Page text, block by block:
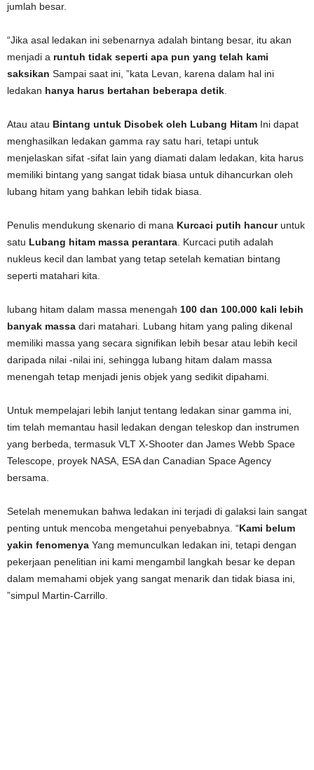
jumlah besar.
“Jika asal ledakan ini sebenarnya adalah bintang besar, itu akan
menjadi a runtuh tidak seperti apa pun yang telah kami
saksikan Sampai saat ini, ”kata Levan, karena dalam hal ini
ledakan hanya harus bertahan beberapa detik
Atau atau Bintang untuk Disobek oleh Lubang Hitam Ini dapat
menghasilkan ledakan gamma ray satu hari, tetapi untuk
menjelaskan sifat -sifat lain yang diamati dalam ledakan, kita harus
memiliki bintang yang sangat tidak biasa untuk dihancurkan oleh
lubang hitam yang bahkan lebih tidak biasa.
Penulis mendukung skenario di mana Kurcaci putih hancuruntuk
satu Lubang hitam massa perantara . Kurcaci putih adalah
nukleus kecil dan lambat yang tetap setelah kematian bintang
seperti matahari kita.
lubang hitam dalam massa menengah 100 dan 100.000 kali lebih
banyak massa dari matahari. Lubang hitam yang paling dikenal
memiliki massa yang secara signifikan lebih besar atau lebih kecil
daripada nilai -nilai ini, sehingga lubang hitam dalam massa
menengah tetap menjadi jenis objek yang sedikit dipahami.
Untuk mempelajari lebih lanjut tentang ledakan sinar gamma ini,
tim telah memantau hasil ledakan dengan teleskop dan instrumen
yang berbeda, termasuk VLT X-Shooter dan James Webb Space
Telescope, proyek NASA, ESA dan Canadian Space Agency
bersama.
Setelah menemukan bahwa ledakan ini terjadi di galaksi lain sangat
penting untuk mencoba mengetahui penyebabnya. “Kami belum
yakin fenomenya Yang memunculkan ledakan ini, tetapi dengan
pekerjaan penelitian ini kami mengambil langkah besar ke depan
dalam memahami objek yang sangat menarik dan tidak biasa ini,
”simpul Martin-Carrillo.